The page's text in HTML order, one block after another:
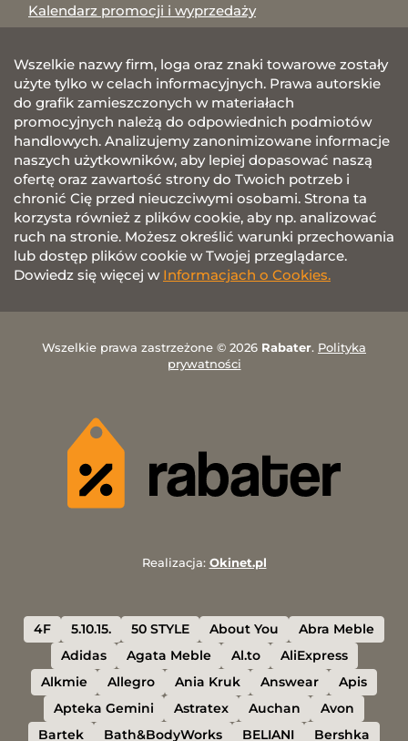
Kalendarz promocji i wyprzedaży
Wszelkie nazwy firm, loga oraz znaki towarowe zostały
użyte tylko w celach informacyjnych. Prawa autorskie
do grafik zamieszczonych w materiałach
promocyjnych należą do odpowiednich podmiotów
handlowych. Analizujemy zanonimizowane informacje
naszych użytkowników, aby lepiej dopasować naszą
ofertę oraz zawartość strony do Twoich potrzeb i
chronić Cię przed nieuczciwymi osobami. Strona ta
korzysta również z plików cookie, aby np. analizować
ruch na stronie. Możesz określić warunki przechowania
lub dostęp plików cookie w Twojej przeglądarce.
Dowiedz się więcej w Informacjach o Cookies.
Wszelkie prawa zastrzeżone © 2026 Rabater. Polityka
prywatności
Realizacja: Okinet.pl
4F 5.10.15. 50 STYLE About You
Abra Meble
Adidas
Agata Meble Al.to
AliExpress
Alkmie
Allegro Ania Kruk Answear
Apis
Apteka Gemini
Astratex Auchan
Avon
Bartek
Bath&BodyWorks BELIANI Bershka